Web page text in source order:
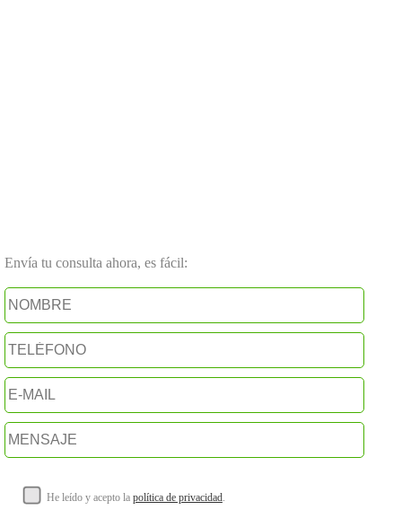
Envía tu consulta ahora, es fácil:
He leído y acepto la política de privacidad.